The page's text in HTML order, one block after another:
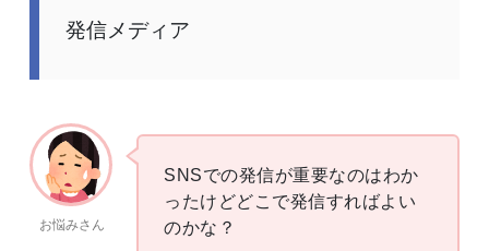
発信メディア
お悩みさん
SNSでの発信が重要なのはわか
ったけどどこで発信すればよい
のかな？